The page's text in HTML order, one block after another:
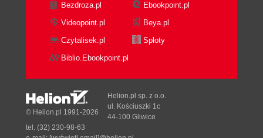
Bezdroza.pl
Ebookpoint.pl
Videopoint.pl
Beya.pl
Czytalisek.pl
Sploty
Biblio.Ebookpoint.pl
© Helion.pl 1991-2026
Helion.pl sp. z o.o.
ul. Kościuszki 1c
44-100 Gliwice
tel. (32) 230-98-63